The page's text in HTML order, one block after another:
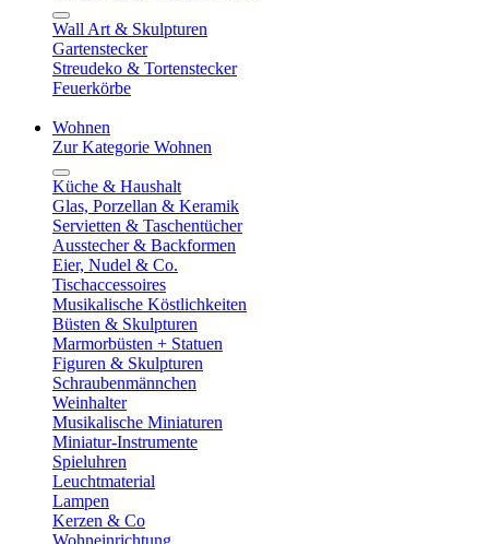
Wall Art & Skulpturen
Gartenstecker
Streudeko & Tortenstecker
Feuerkörbe
Wohnen
Zur Kategorie Wohnen
Küche & Haushalt
Glas, Porzellan & Keramik
Servietten & Taschentücher
Ausstecher & Backformen
Eier, Nudel & Co.
Tischaccessoires
Musikalische Köstlichkeiten
Büsten & Skulpturen
Marmorbüsten + Statuen
Figuren & Skulpturen
Schraubenmännchen
Weinhalter
Musikalische Miniaturen
Miniatur-Instrumente
Spieluhren
Leuchtmaterial
Lampen
Kerzen & Co
Wohneinrichtung